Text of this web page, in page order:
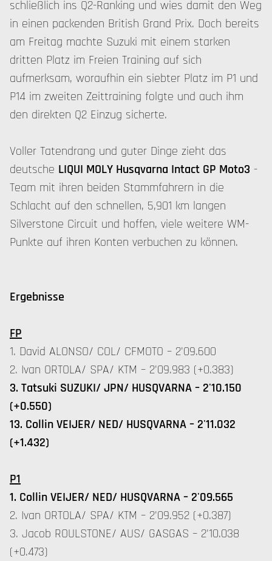
schließlich ins Q2-Ranking und wies damit den Weg
in einen packenden British Grand Prix. Doch bereits
am Freitag machte Suzuki mit einem starken
dritten Platz im Freien Training auf sich
aufmerksam, woraufhin ein siebter Platz im P1 und
P14 im zweiten Zeittraining folgte und auch ihm
den direkten Q2 Einzug sicherte.
Voller Tatendrang und guter Dinge zieht das
deutsche LIQUI MOLY Husqvarna Intact GP Moto3 -
Team mit ihren beiden Stammfahrern in die
Schlacht auf den schnellen, 5,901 km langen
Silverstone Circuit und hoffen, viele weitere WM-
Punkte auf ihren Konten verbuchen zu können.
Ergebnisse
FP
1. David ALONSO/ COL/ CFMOTO – 2'09.600
2. Ivan ORTOLA/ SPA/ KTM – 2'09.983 (+0.383)
3. Tatsuki SUZUKI/ JPN/ HUSQVARNA – 2'10.150
(+0.550)
13. Collin VEIJER/ NED/ HUSQVARNA – 2'11.032
(+1.432)
P1
1. Collin VEIJER/ NED/ HUSQVARNA – 2'09.565
2. Ivan ORTOLA/ SPA/ KTM – 2'09.952 (+0.387)
3. Jacob ROULSTONE/ AUS/ GASGAS – 2'10.038
(+0.473)